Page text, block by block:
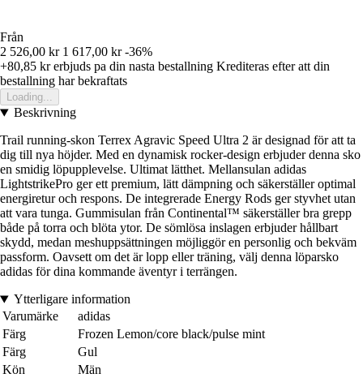
Från
2 526,00 kr 1 617,00 kr -36%
+80,85 krerbjuds pa din nasta bestallning Krediteras efter att din
bestallning har bekraftats
Loading...
Beskrivning
Trail running-skon Terrex Agravic Speed Ultra 2 är designad för att ta
dig till nya höjder. Med en dynamisk rocker-design erbjuder denna sko
en smidig löpupplevelse. Ultimat lätthet. Mellansulan adidas
LightstrikePro ger ett premium, lätt dämpning och säkerställer optimal
energiretur och respons. De integrerade Energy Rods ger styvhet utan
att vara tunga. Gummisulan från Continental™ säkerställer bra grepp
både på torra och blöta ytor. De sömlösa inslagen erbjuder hållbart
skydd, medan meshuppsättningen möjliggör en personlig och bekväm
passform. Oavsett om det är lopp eller träning, välj denna löparsko
adidas för dina kommande äventyr i terrängen.
Ytterligare information
Varumärke
adidas
Färg
Frozen Lemon/core black/pulse mint
Färg
Gul
Kön
Män